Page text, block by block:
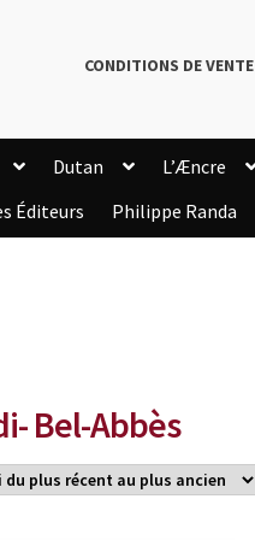
CONDITIONS DE VENTE
Dutan L’Æncre
Éditeurs Philippe Randa
Bel-Abbès